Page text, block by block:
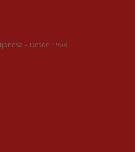
- Desde 1968